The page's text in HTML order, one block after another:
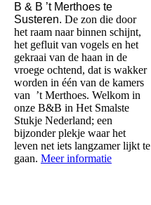
B & B ’t Merthoes te
Susteren. De zon die door
het raam naar binnen schijnt,
het gefluit van vogels en het
gekraai van de haan in de
vroege ochtend, dat is wakker
worden in één van de kamers
van ’t Merthoes. Welkom in
onze B&B in Het Smalste
Stukje Nederland; een
bijzonder plekje waar het
leven net iets langzamer lijkt te
gaan. Meer informatie